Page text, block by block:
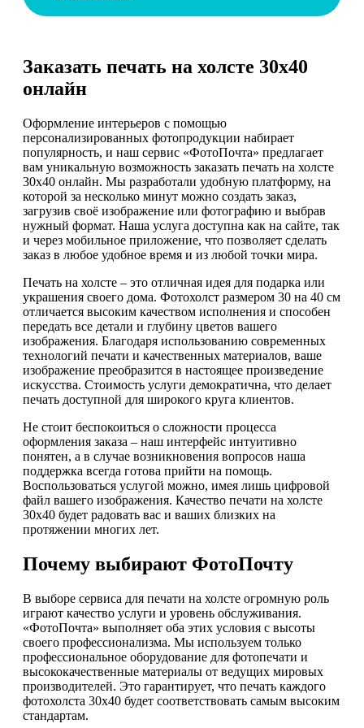
Заказать печать на холсте 30х40
онлайн
Оформление интерьеров с помощью
персонализированных фотопродукции набирает
популярность, и наш сервис «ФотоПочта» предлагает
вам уникальную возможность заказать печать на холсте
30х40 онлайн. Мы разработали удобную платформу, на
которой за несколько минут можно создать заказ,
загрузив своё изображение или фотографию и выбрав
нужный формат. Наша услуга доступна как на сайте, так
и через мобильное приложение, что позволяет сделать
заказ в любое удобное время и из любой точки мира.
Печать на холсте – это отличная идея для подарка или
украшения своего дома. Фотохолст размером 30 на 40 см
отличается высоким качеством исполнения и способен
передать все детали и глубину цветов вашего
изображения. Благодаря использованию современных
технологий печати и качественных материалов, ваше
изображение преобразится в настоящее произведение
искусства. Стоимость услуги демократична, что делает
печать доступной для широкого круга клиентов.
Не стоит беспокоиться о сложности процесса
оформления заказа – наш интерфейс интуитивно
понятен, а в случае возникновения вопросов наша
поддержка всегда готова прийти на помощь.
Воспользоваться услугой можно, имея лишь цифровой
файл вашего изображения. Качество печати на холсте
30х40 будет радовать вас и ваших близких на
протяжении многих лет.
Почему выбирают ФотоПочту
В выборе сервиса для печати на холсте огромную роль
играют качество услуги и уровень обслуживания.
«ФотоПочта» выполняет оба этих условия с высоты
своего профессионализма. Мы используем только
профессиональное оборудование для фотопечати и
высококачественные материалы от ведущих мировых
производителей. Это гарантирует, что печать каждого
фотохолста 30х40 будет соответствовать самым высоким
стандартам.